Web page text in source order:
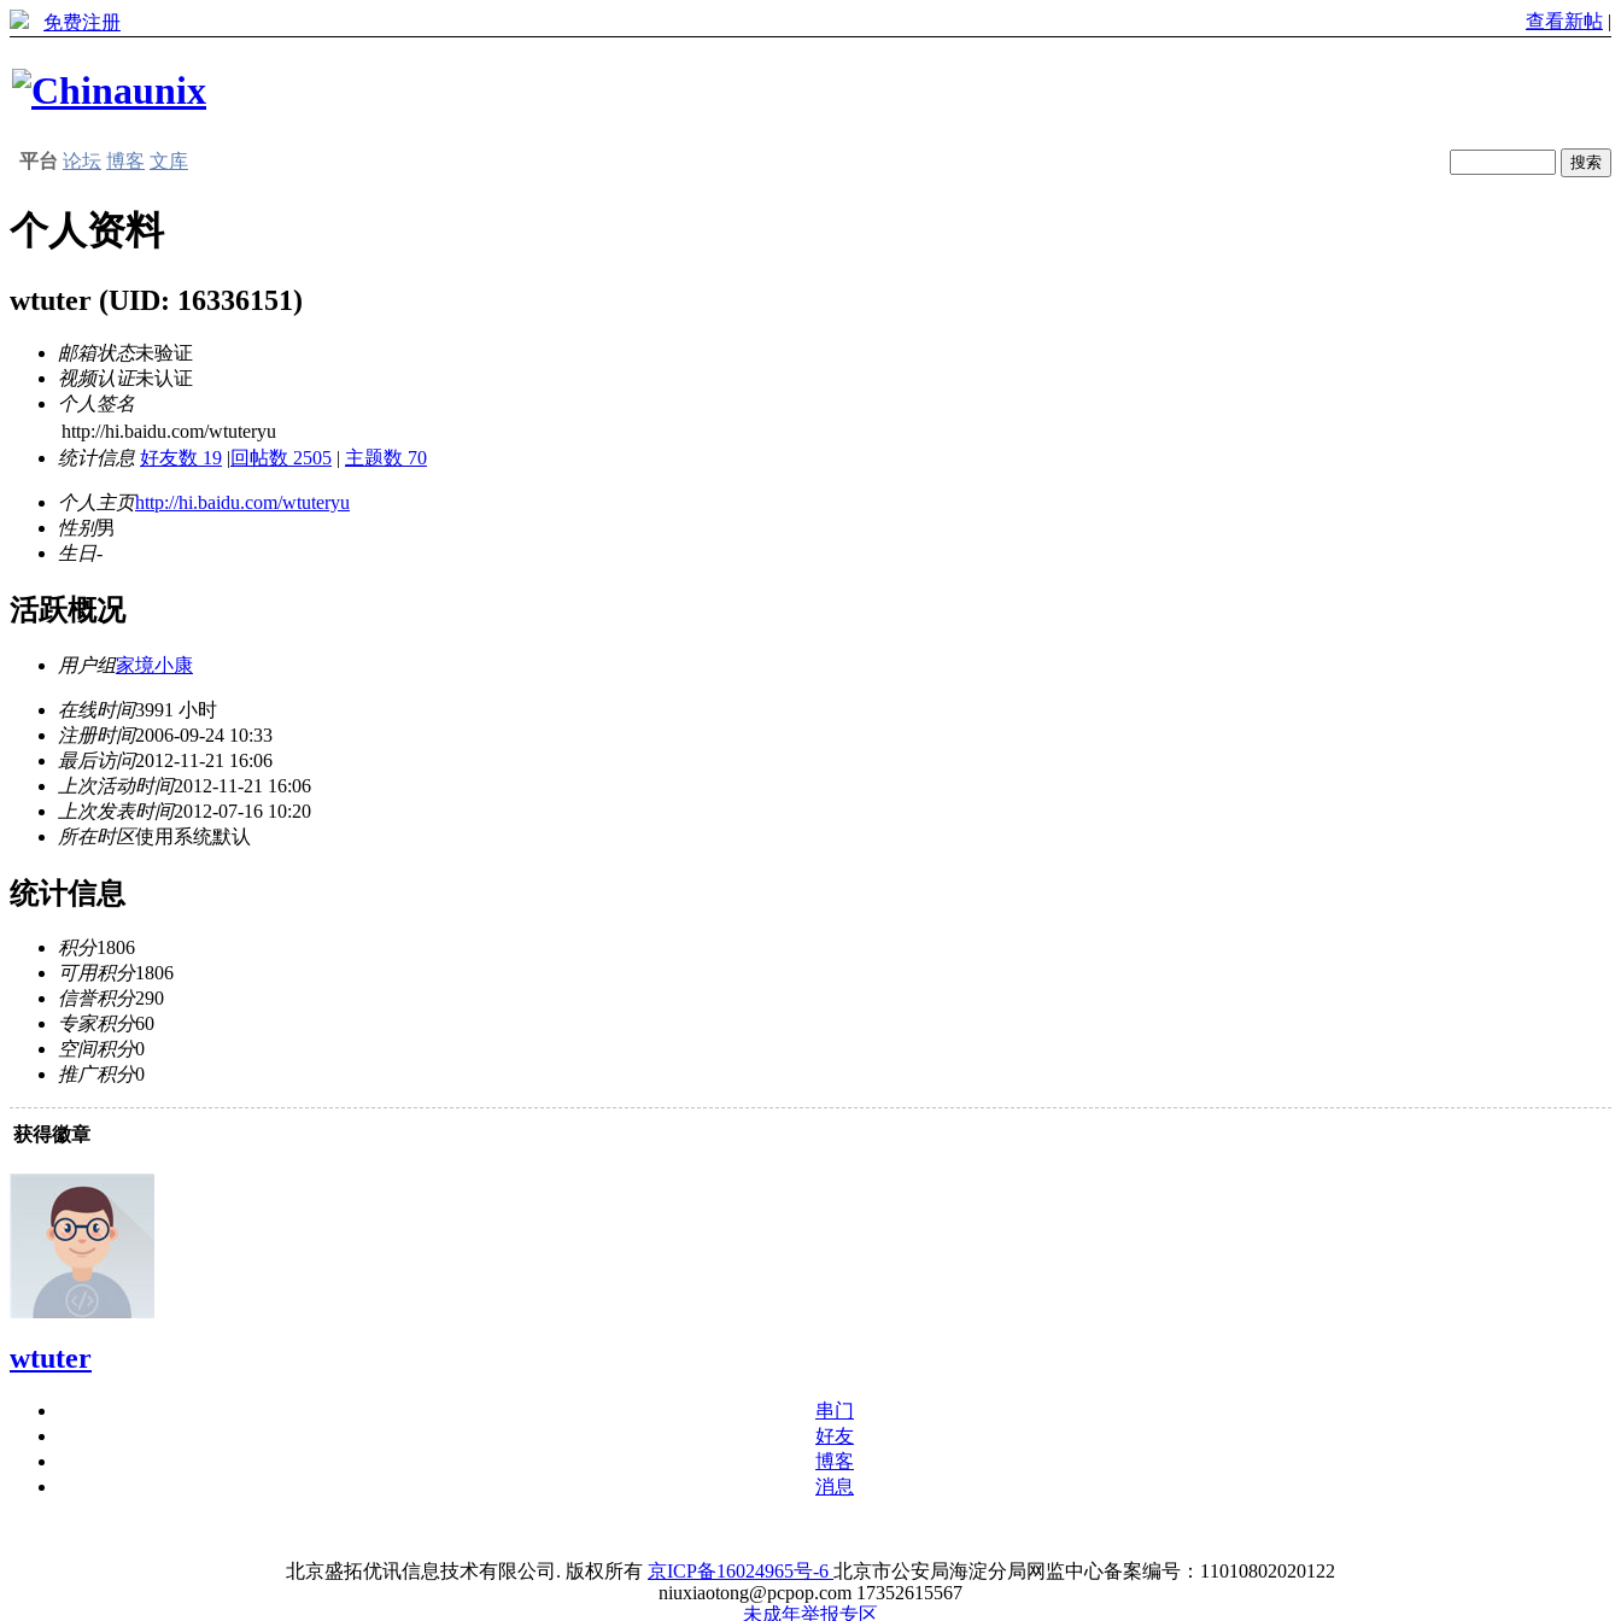
免费注册 查看新帖 |
平台 论坛 博客 文库
个人资料
wtuter (UID: 16336151)
邮箱状态未验证
视频认证未认证
个人签名
http://hi.baidu.com/wtuteryu
统计信息 好友数 19 |回帖数 2505 | 主题数 70
个人主页http://hi.baidu.com/wtuteryu
性别男
生日-
活跃概况
用户组家境小康
在线时间3991 小时
注册时间2006-09-24 10:33
最后访问2012-11-21 16:06
上次活动时间2012-11-21 16:06
上次发表时间2012-07-16 10:20
所在时区使用系统默认
统计信息
积分1806
可用积分1806
信誉积分290
专家积分60
空间积分0
推广积分0
获得徽章
wtuter
串门
好友
博客
消息
北京盛拓优讯信息技术有限公司. 版权所有 京ICP备16024965号-6 北京市公安局海淀分局网监中心备案编号：11010802020122
niuxiaotong@pcpop.com 17352615567
未成年举报专区